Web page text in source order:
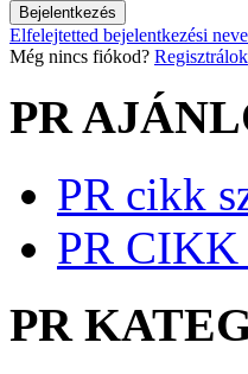
Elfelejtetted bejelentkezési
Még nincs fiókod? Regisztrálok
PR
PR cikk
PR CIKK
PR